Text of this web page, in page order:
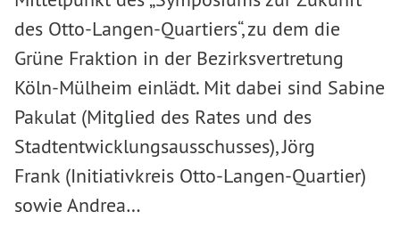
des Otto-Langen-Quartiers“, zu dem die
Grüne Fraktion in der Bezirksvertretung
Köln-Mülheim einlädt. Mit dabei sind Sabine
Pakulat (Mitglied des Rates und des
Stadtentwicklungsausschusses), Jörg
Frank (Initiativkreis Otto-Langen-Quartier)
sowie Andrea…